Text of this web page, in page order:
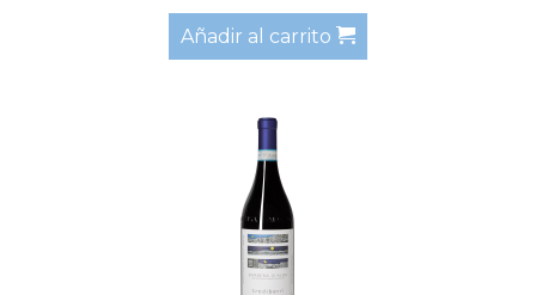
Añadir al carrito